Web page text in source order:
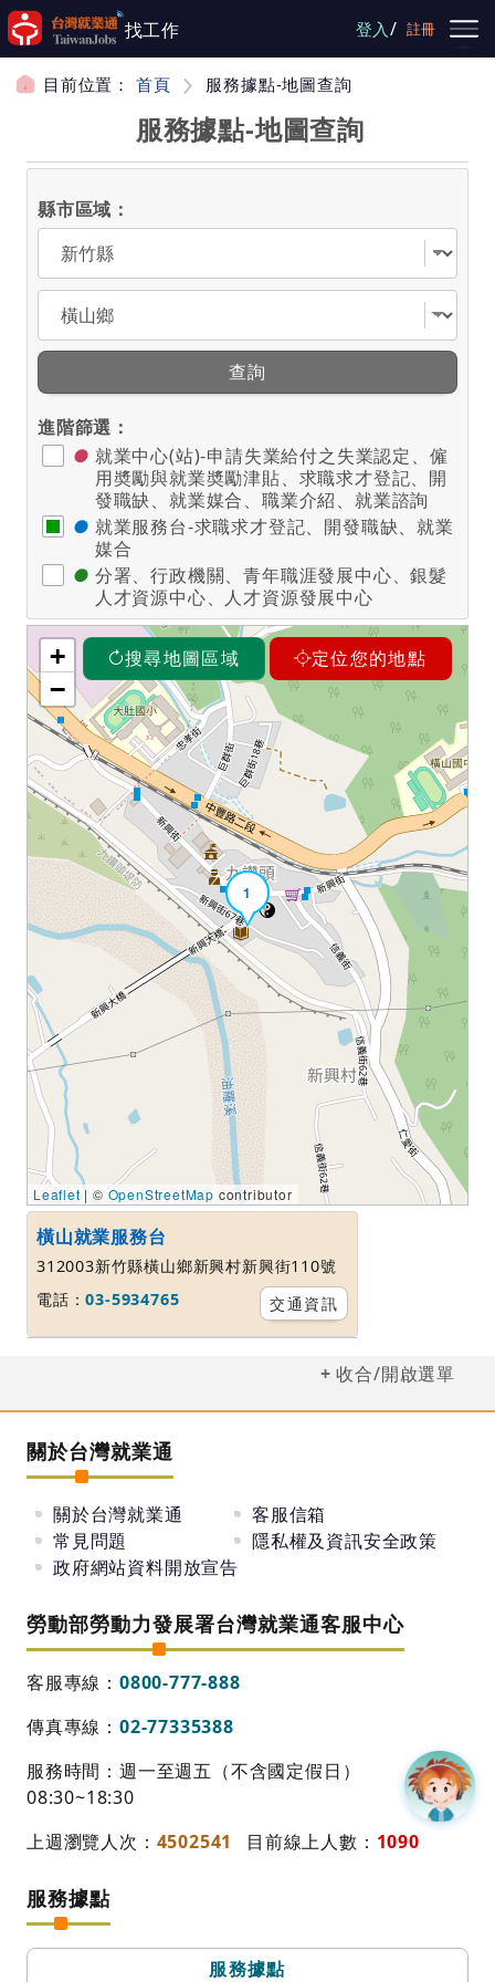
跳到主要內容
找工作 登入/ 註冊
目前位置： 首頁 服務據點-地圖查詢
服務據點-地圖查詢
縣市區域：
選擇縣市
選擇區域
查詢
進階篩選：
● 就業中心(站)-申請失業給付之失業認定、僱
用奬勵與就業奬勵津貼、求職求才登記、開
發職缺、就業媒合、職業介紹、就業諮詢
● 就業服務台-求職求才登記、開發職缺、就業
媒合
● 分署、行政機關、青年職涯發展中心、銀髮
人才資源中心、人才資源發展中心
搜尋地圖區域 定位您的地點
1
+
−
Leaflet | © OpenStreetMap contributor
橫山就業服務台
312003新竹縣橫山鄉新興村新興街110號
電話：03-5934765 交通資訊
收合/開啟選單
關於台灣就業通
關於台灣就業通
客服信箱
常見問題
隱私權及資訊安全政策
政府網站資料開放宣告
勞動部勞動力發展署台灣就業通客服中心
客服專線： 0800-777-888
傳真專線： 02-77335388
服務時間：週一至週五（不含國定假日）
08:30~18:30
上週瀏覽人次： 4502541 目前線上人數： 1090
服務據點
服務據點